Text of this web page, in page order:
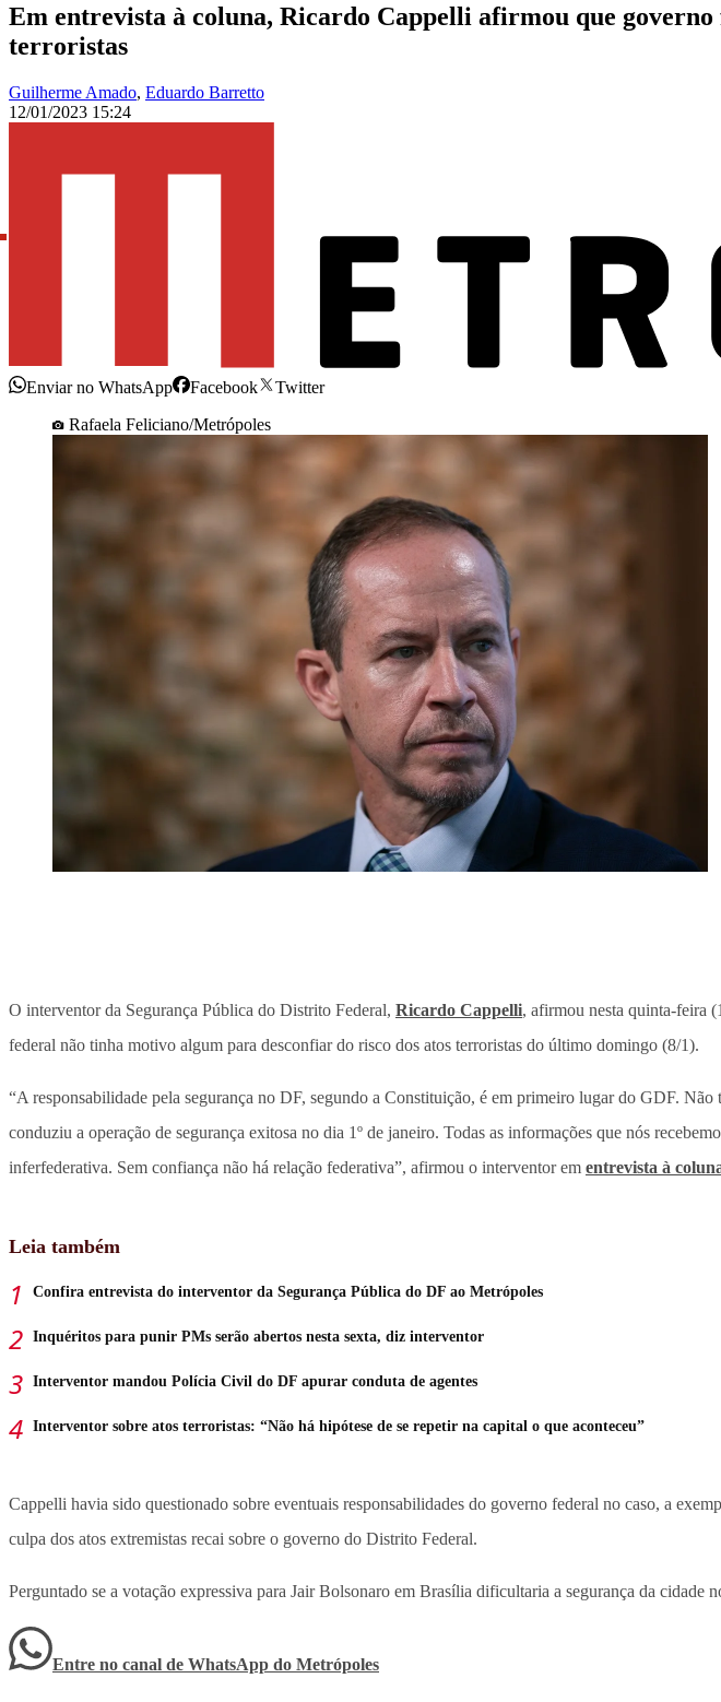
Em entrevista à coluna, Ricardo Cappelli afirmou que
terroristas
Guilherme Amado, Eduardo Barretto
12/01/2023 15:24
Enviar no WhatsApp Facebook
Twitter
Rafaela Feliciano/Metrópoles
O interventor da Segurança Pública do Distrito Federal, Ricardo Cappelli, afirmou nesta quinta-feira
federal não tinha motivo algum para desconfiar do risco dos atos terroristas do último domingo (8/1).
“A responsabilidade pela segurança no DF, segundo a Constituição, é em primeiro lugar do GDF.
conduziu a operação de segurança exitosa no dia 1º de janeiro. Todas as informações que nós
inferfederativa. Sem confiança não há relação federativa”, afirmou o interventor em entrevista à
Leia também
Confira entrevista do interventor da Segurança Pública do DF ao Metrópoles
Inquéritos para punir PMs serão abertos nesta sexta, diz interventor
Interventor mandou Polícia Civil do DF apurar conduta de agentes
Interventor sobre atos terroristas: “Não há hipótese de se repetir na capital o que aconteceu”
Cappelli havia sido questionado sobre eventuais responsabilidades do governo federal no caso, a
culpa dos atos extremistas recai sobre o governo do Distrito Federal.
Perguntado se a votação expressiva para Jair Bolsonaro em Brasília dificultaria a segurança da
Entre no canal de WhatsApp do Metrópoles